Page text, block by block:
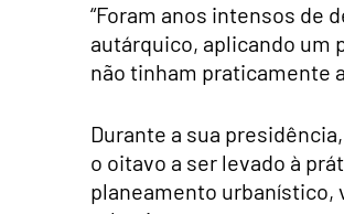
“Foram anos intensos de
autárquico, aplicando um
não tinham praticamente
Durante a sua
o oitavo a ser levado à
planeamento urbanístico,